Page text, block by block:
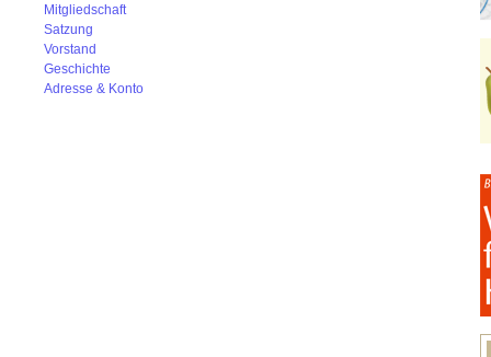
Mitgliedschaft
Satzung
Vorstand
Geschichte
Adresse & Konto